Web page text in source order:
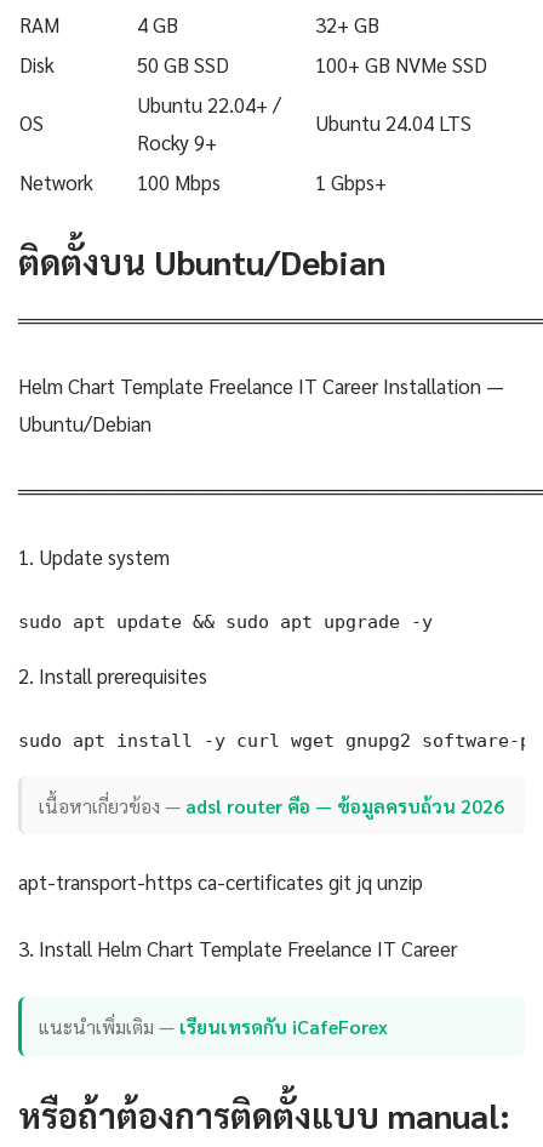
RAM
4 GB
32+ GB
Disk
50 GB SSD 100+ GB NVMe SSD
OS
Ubuntu 22.04+ /
Rocky 9+
Ubuntu 24.04 LTS
Network 100 Mbps 1 Gbps+
ติดตั้งบน Ubuntu/Debian
Helm Chart Template Freelance IT Career Installation —
Ubuntu/Debian
1. Update system
sudo apt update && sudo apt upgrade -y
2. Install prerequisites
sudo apt install -y curl wget gnupg2 software-
เนื้อหาเกี่ยวข้อง — adsl router คือ — ข้อมูลครบถ้วน 2026
apt-transport-https ca-certificates git jq unzip
3. Install Helm Chart Template Freelance IT Career
แนะนำเพิ่มเติม — เรียนเทรดกับ iCafeForex
หรือถ้าต้องการติดตั้งแบบ manual: